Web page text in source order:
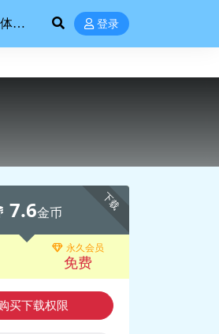
登录
下载
7.6金币
永久会员
免费
买下载权限